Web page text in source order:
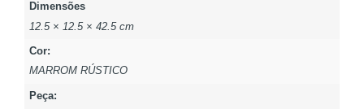
Dimensões
12.5 × 12.5 × 42.5 cm
Cor:
MARROM RÚSTICO
Peça: